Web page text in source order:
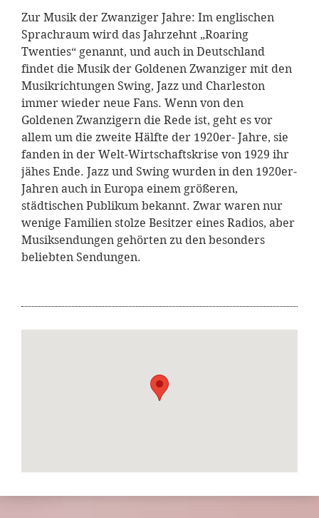
Zur Musik der Zwanziger Jahre: Im englischen
Sprachraum wird das Jahrzehnt „Roaring
Twenties“ genannt, und auch in Deutschland
findet die Musik der Goldenen Zwanziger mit den
Musikrichtungen Swing, Jazz und Charleston
immer wieder neue Fans. Wenn von den
Goldenen Zwanzigern die Rede ist, geht es vor
allem um die zweite Hälfte der 1920er- Jahre, sie
fanden in der Welt-Wirtschaftskrise von 1929 ihr
jähes Ende. Jazz und Swing wurden in den 1920er-
Jahren auch in Europa einem größeren,
städtischen Publikum bekannt. Zwar waren nur
wenige Familien stolze Besitzer eines Radios, aber
Musiksendungen gehörten zu den besonders
beliebten Sendungen.